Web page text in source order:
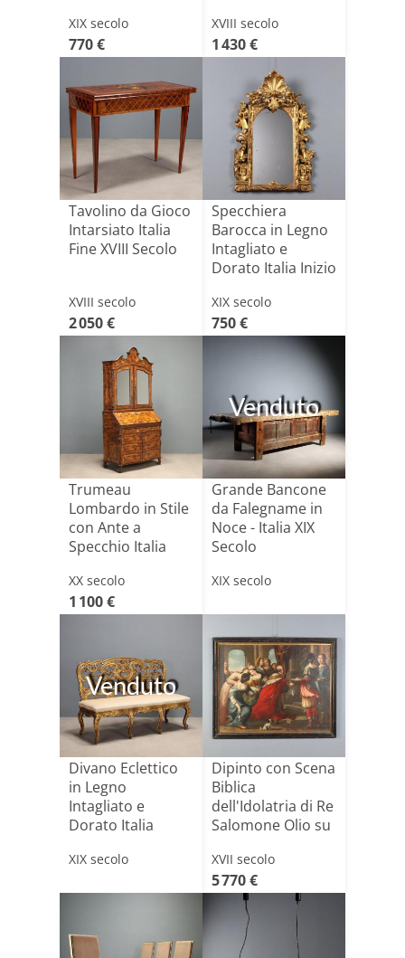
XIX secolo
770 €
XVIII secolo
1 430 €
Tavolino da Gioco
Intarsiato Italia
Fine XVIII Secolo
XVIII secolo
2 050 €
Specchiera
Barocca in Legno
Intagliato e
Dorato Italia Inizio
XIX secolo
750 €
Trumeau
Lombardo in Stile
con Ante a
Specchio Italia
XX secolo
1 100 €
Venduto
Grande Bancone
da Falegname in
Noce - Italia XIX
Secolo
XIX secolo
Venduto
Divano Eclettico
in Legno
Intagliato e
Dorato Italia
XIX secolo
Dipinto con Scena
Biblica
dell'Idolatria di Re
Salomone Olio su
XVII secolo
5 770 €